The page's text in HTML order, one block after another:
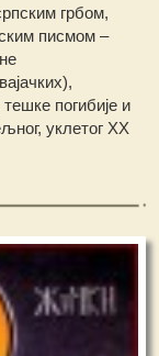
грбом,
писмом –
погибије и
уклетог XX